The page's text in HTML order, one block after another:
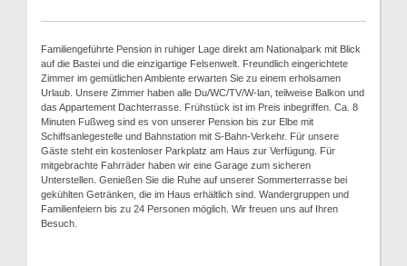
Familiengeführte Pension in ruhiger Lage direkt am Nationalpark mit Blick
auf die Bastei und die einzigartige Felsenwelt. Freundlich eingerichtete
Zimmer im gemütlichen Ambiente erwarten Sie zu einem erholsamen
Urlaub. Unsere Zimmer haben alle Du/WC/TV/W-lan, teilweise Balkon und
das Appartement Dachterrasse. Frühstück ist im Preis inbegriffen. Ca. 8
Minuten Fußweg sind es von unserer Pension bis zur Elbe mit
Schiffsanlegestelle und Bahnstation mit S-Bahn-Verkehr. Für unsere
Gäste steht ein kostenloser Parkplatz am Haus zur Verfügung. Für
mitgebrachte Fahrräder haben wir eine Garage zum sicheren
Unterstellen. Genießen Sie die Ruhe auf unserer Sommerterrasse bei
gekühlten Getränken, die im Haus erhältlich sind. Wandergruppen und
Familienfeiern bis zu 24 Personen möglich. Wir freuen uns auf Ihren
Besuch.